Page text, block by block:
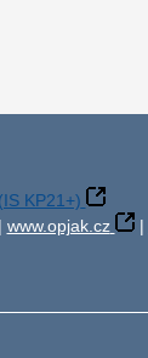
KP21+)
www.opjak.cz |